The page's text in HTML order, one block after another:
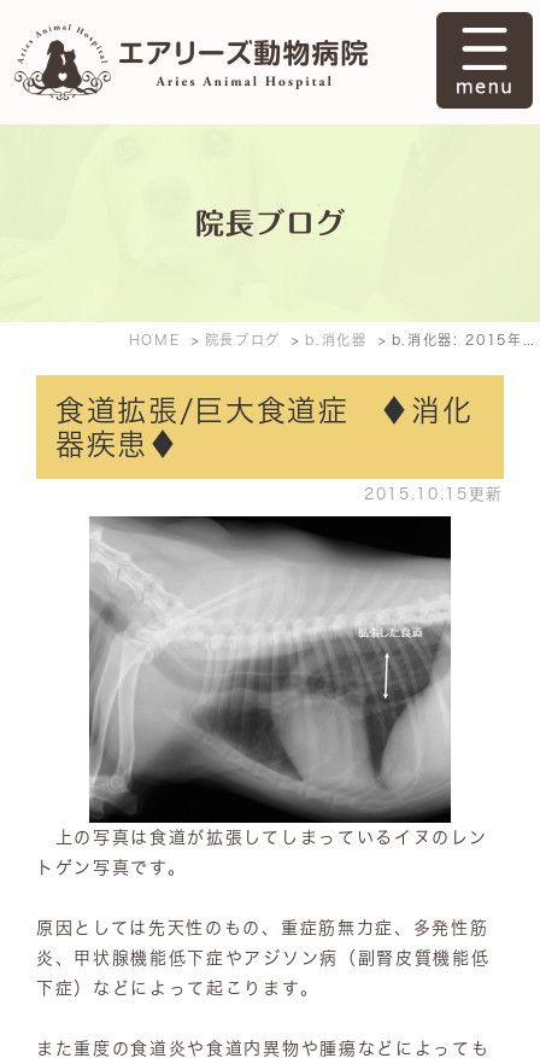
院長ブログ
HOME 院長ブログ b.消化器
食道拡張/巨大食道症 ♦消化
器疾患♦
2015.10.15更新
上の写真は食道が拡張してしまっているイヌのレン
トゲン写真です。
原因としては先天性のもの、重症筋無力症、多発性筋
炎、甲状腺機能低下症やアジソン病（副腎皮質機能低
下症）などによって起こります。
また重度の食道炎や食道内異物や腫瘍などによっても